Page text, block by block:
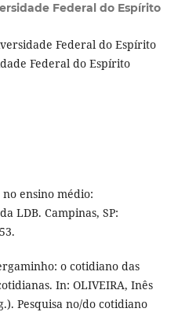
Federal do Espírito
Federal do Espírito
Federal do Espírito
no ensino médio:
LDB. Campinas, SP:
o cotidiano das
In: OLIVEIRA, Inês
Pesquisa no/do cotidiano